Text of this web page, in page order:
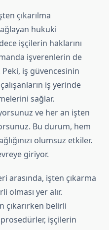
çıkarılma
hukuki
işçilerin haklarını
işverenlerin de
iş güvencesinin
iş yerinde
sağlar.
ve her an işten
Bu durum, hem
olumsuz etkiler.
giriyor.
arasında, işten çıkarma
olması yer alır.
çıkarırken belirli
işçilerin